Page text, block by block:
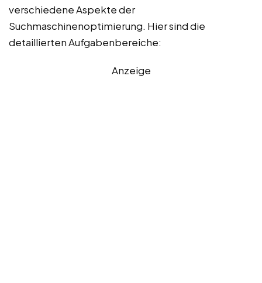
verschiedene Aspekte der
Suchmaschinenoptimierung. Hier sind die
detaillierten Aufgabenbereiche:
Anzeige